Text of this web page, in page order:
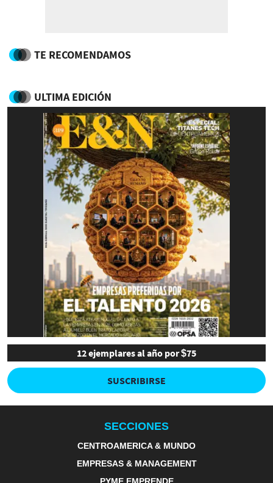
TE RECOMENDAMOS
ULTIMA EDICIÓN
12 ejemplares al año por $75
SUSCRIBIRSE
SECCIONES
CENTROAMERICA & MUNDO
EMPRESAS & MANAGEMENT
PYME EMPRENDE